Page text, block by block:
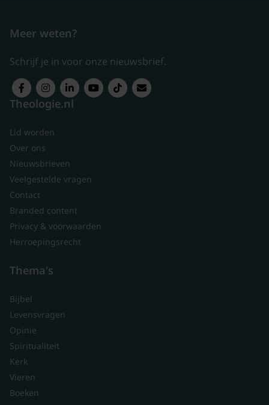
Meer weten?
Schrijf je in voor onze nieuwsbrief.
Theologie.nl
Lid worden
Over ons
Nieuwsbrieven
Veelgestelde vragen
Contact
Branded content
Privacy & voorwaarden
Herroepingsrecht
Thema's
Bijbel
Levensvragen
Opinie
Spiritualiteit
Kerk
Vieren
Boeken